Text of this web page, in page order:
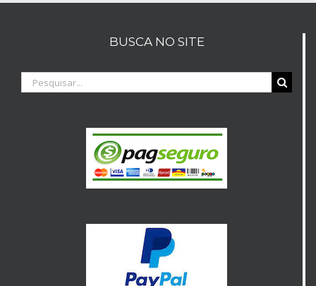
BUSCA NO SITE
Buscar